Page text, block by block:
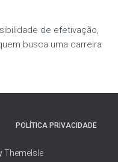
de efetivação,
busca uma carreira
POLÍTICA PRIVACIDADE
ThemeIsle